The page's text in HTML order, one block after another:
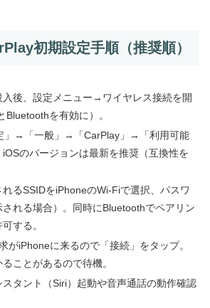
初期設定手順（推奨順）
入後、設定メニュー→ワイヤレス接続を開
Bluetoothを有効に）。
」→「一般」→「CarPlay」→「利用可能
のバージョンは最新を推奨（互換性を
るSSIDをiPhoneのWi‑Fiで選択、パスワ
れる場合）。同時にBluetoothでペアリン
する。
がiPhoneに来るので「接続」をタップ。
ことがあるので待機。
タント（Siri）起動や音声通話の動作確認